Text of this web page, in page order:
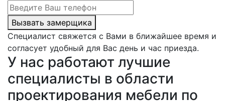
Вызвать замерщика
Специалист свяжется с Вами в ближайшее время и
согласует удобный для Вас день и час приезда.
У нас работают лучшие
специалисты в области
проектирования мебели по